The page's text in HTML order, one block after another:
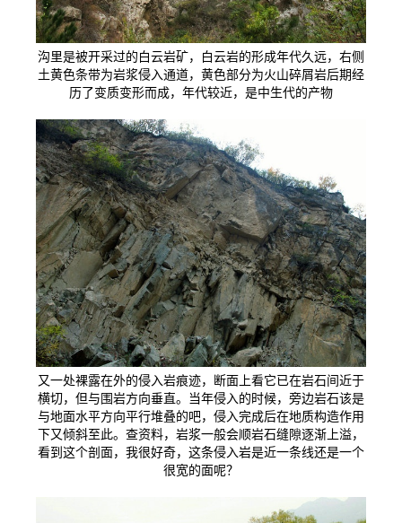
沟里是被开采过的白云岩矿，白云岩的形成年代久远，右侧
土黄色条带为岩浆侵入通道，黄色部分为火山碎屑岩后期经
历了变质变形而成，年代较近，是中生代的产物
又一处裸露在外的侵入岩痕迹，断面上看它已在岩石间近于
横切，但与围岩方向垂直。当年侵入的时候，旁边岩石该是
与地面水平方向平行堆叠的吧，侵入完成后在地质构造作用
下又倾斜至此。查资料，岩浆一般会顺岩石缝隙逐渐上溢，
看到这个剖面，我很好奇，这条侵入岩是近一条线还是一个
很宽的面呢？